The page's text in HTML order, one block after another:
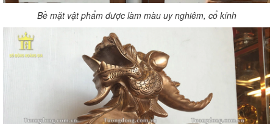
Bề mặt vật phẩm được làm màu uy nghiêm, cổ kính